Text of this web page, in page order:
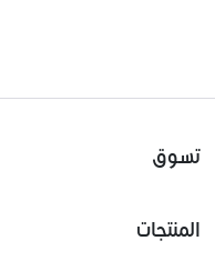
تسوق
المنتجات